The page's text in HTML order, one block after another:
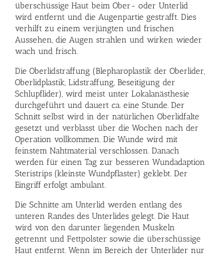
überschüssige Haut beim Ober- oder Unterlid
wird entfernt und die Augenpartie gestrafft. Dies
verhilft zu einem verjüngten und frischen
Aussehen, die Augen strahlen und wirken wieder
wach und frisch.
Die Oberlidstraffung (Blepharoplastik der Oberlider,
Oberlidplastik, Lidstraffung, Beseitigung der
Schlupflider), wird meist unter Lokalanästhesie
durchgeführt und dauert ca. eine Stunde. Der
Schnitt selbst wird in der natürlichen Oberlidfalte
gesetzt und verblasst über die Wochen nach der
Operation vollkommen. Die Wunde wird mit
feinstem Nahtmaterial verschlossen. Danach
werden für einen Tag zur besseren Wundadaption
Steristrips (kleinste Wundpflaster) geklebt. Der
Eingriff erfolgt ambulant.
Die Schnitte am Unterlid werden entlang des
unteren Randes des Unterlides gelegt. Die Haut
wird von den darunter liegenden Muskeln
getrennt und Fettpolster sowie die überschüssige
Haut entfernt. Wenn im Bereich der Unterlider nur